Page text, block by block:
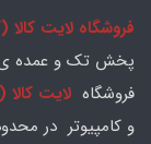
فروشگاه لایت کالا
پخش تک و عمده ی
فروشگاه لایت کالا